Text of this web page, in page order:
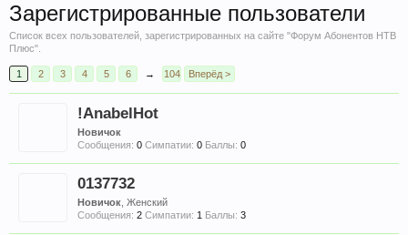
Зарегистрированные пользователи
Список всех пользователей, зарегистрированных на сайте "Форум Абонентов НТВ
Плюс".
1 2 3 4 5 6 → 104 Вперёд >
!AnabelHot
Новичок
Сообщения: 0 Симпатии: 0 Баллы: 0
0137732
Новичок , Женский
Сообщения: 2 Симпатии: 1 Баллы: 3